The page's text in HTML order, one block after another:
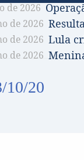
de 2026
de 2026
de 2026 Lula
de 2026
10/20